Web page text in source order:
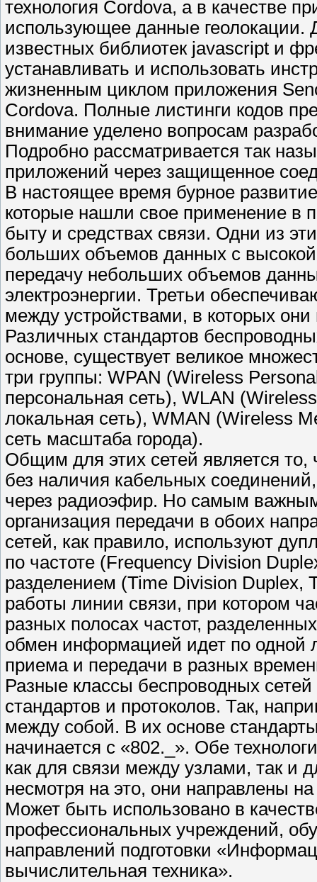
технология Cordova, а в качестве
использующее данные геолокации.
известных библиотек javascript и
устанавливать и использовать
жизненным циклом приложения
Cordova. Полные листинги кодов
внимание уделено вопросам
Подробно рассматривается так
приложений через защищенное
В настоящее время бурное
которые нашли свое применение в
быту и средствах связи. Одни из
больших объемов данных с высокой
передачу небольших объемов
электроэнергии. Третьи
между устройствами, в которых они
Различных стандартов
основе, существует великое
три группы: WPAN (Wireless
персональная сеть), WLAN
локальная сеть), WMAN (Wireless
сеть масштаба города).
Общим для этих сетей является то,
без наличия кабельных
через радиоэфир. Но самым
организация передачи в обоих
сетей, как правило, используют
по частоте (Frequency Division
разделением (Time Division Duplex,
работы линии связи, при котором
разных полосах частот,
обмен информацией идет по одной
приема и передачи в разных
Разные классы беспроводных
стандартов и протоколов. Так,
между собой. В их основе
начинается с «802._». Обе
как для связи между узлами, так и
несмотря на это, они направлены
Может быть использовано в
профессиональных учреждений,
направлений подготовки
вычислительная техника».